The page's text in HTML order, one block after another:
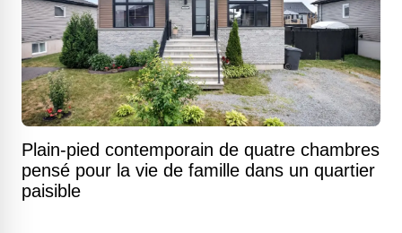
Plain-pied contemporain de quatre chambres
pensé pour la vie de famille dans un quartier
paisible